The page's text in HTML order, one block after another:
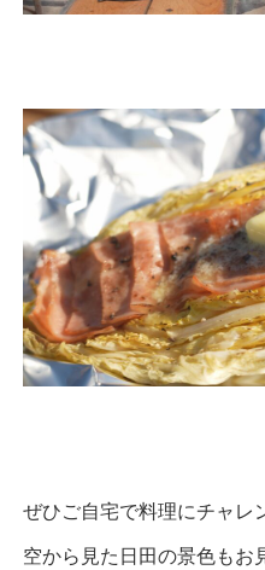
ぜひご自宅で料理にチャレ
空から見た日田の景色もお